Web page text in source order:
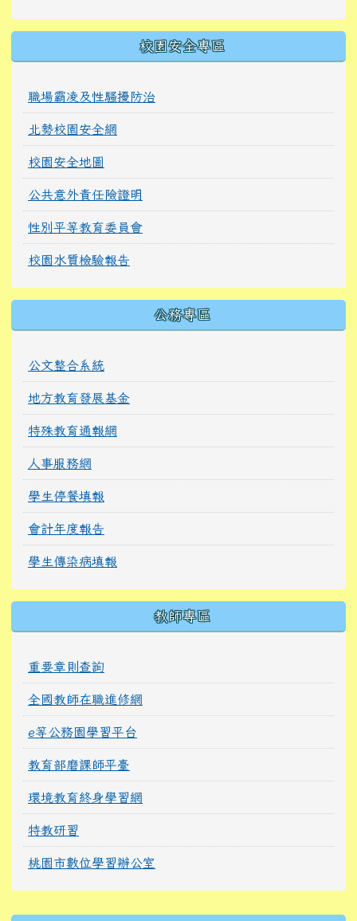
校園安全專區
職場霸凌及性騷擾防治
北勢校園安全網
校園安全地圖
公共意外責任險證明
性別平等教育委員會
校園水質檢驗報告
公務專區
公文整合系統
地方教育發展基金
特殊教育通報網
人事服務網
學生停餐填報
會計年度報告
學生傳染病填報
教師專區
重要章則查詢
全國教師在職進修網
e等公務園學習平台
教育部磨課師平臺
環境教育終身學習網
特教研習
桃園市數位學習辦公室